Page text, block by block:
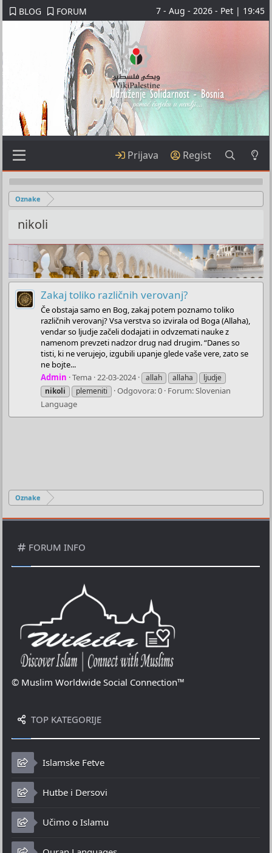
BLOG FORUM 7 - Aug - 2026 - Pet | 19:45
Prijava Regist
Oznake
nikoli
Zakaj toliko različnih verovanj?
Če obstaja samo en Bog, zakaj potem poznamo toliko
različnih verovanj? Vsa verstva so izvirala od Boga (Allaha),
vendar so ljudje začeli dodajati in odvzemati nauke z
namenom prevzeti nadzor drug nad drugim. “Danes so
tisti, ki ne verujejo, izgubili upanje glede vaše vere, zato se
ne bojte...
Admin Tema 22-03-2024 allah allaha
ljudje
nikoli
plemeniti Odgovora: 0 Forum:Slovenian
Language
Oznake
FORUM INFO
© Muslim Worldwide Social Connection™
TOP KATEGORIJE
Islamske Fetve
Hutbe i Dersovi
Učimo o Islamu